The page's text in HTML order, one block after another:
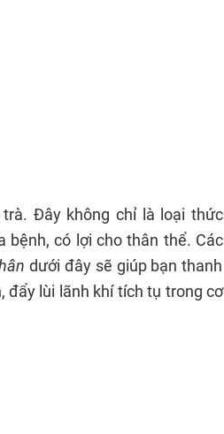
Đây không chỉ là loại thức
bệnh, có lợi cho thân thể. Các
dưới đây sẽ giúp bạn thanh
đẩy lùi lãnh khí tích tụ trong cơ